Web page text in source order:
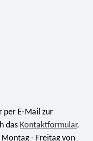
per E-Mail zur
das Kontaktformular.
- Freitag von